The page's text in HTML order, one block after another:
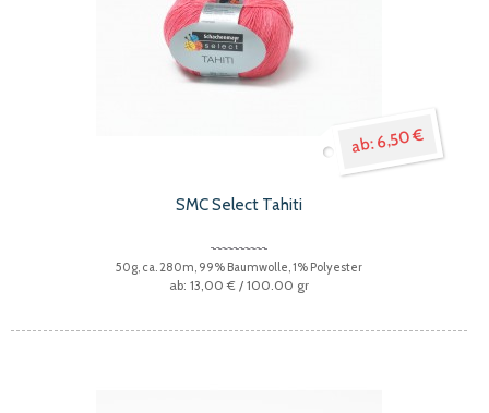
6,50 €
SMC Select Tahiti
50g, ca. 280m, 99% Baumwolle, 1% Polyester
13,00 € / 100.00 gr